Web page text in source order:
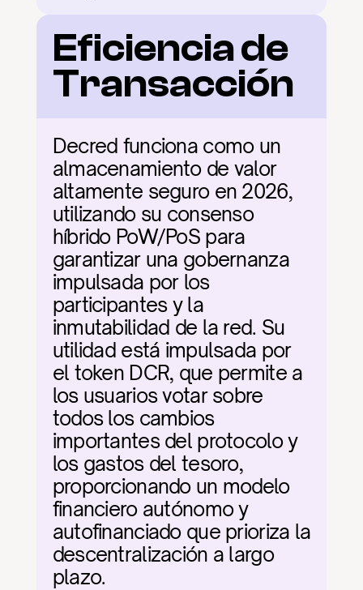
Eficiencia de
Transacción
Decred funciona como un
almacenamiento de valor
altamente seguro en 2026,
utilizando su consenso
híbrido PoW/PoS para
garantizar una gobernanza
impulsada por los
participantes y la
inmutabilidad de la red. Su
utilidad está impulsada por
el token DCR, que permite a
los usuarios votar sobre
todos los cambios
importantes del protocolo y
los gastos del tesoro,
proporcionando un modelo
financiero autónomo y
autofinanciado que prioriza la
descentralización a largo
plazo.